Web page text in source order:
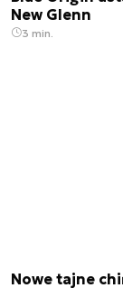
New Glenn
3 min.
Nowe tajne